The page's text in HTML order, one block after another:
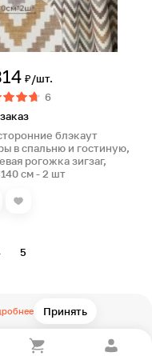
₽/шт.
6
блэкаут
в спальню и гостиную,
рогожка зигзаг,
см - 2 шт
5
Принять